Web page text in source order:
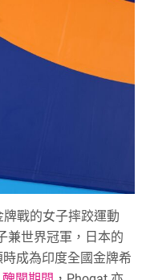
戰的女子摔跤運動
兼世界冠軍，日本的
成為印度全國金牌希